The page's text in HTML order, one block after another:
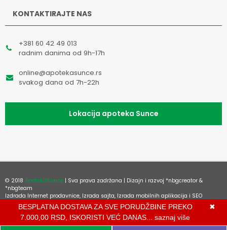
KONTAKTIRAJTE NAS
+381 60 42 49 013
radnim danima od 9h-17h
online@apotekasunce.rs
svakog dana od 7h-22h
Lokacija apoteka Sunce
© 2018 ApotekaSunce | Sva prava zadržana | Dizajn i razvoj *nbgcreator &
*nbgteam
Izdrada Internet prodavnice, Izrada sajta, Izrada mobilnih aplikacija i SEO
optimizacija sajta
✖
BESPLATNA DOSTAVA ZA SVE PORUDŽBINE PREKO
7.000,00 RSD, ISKORISTI VEĆ DANAS... saznaj više